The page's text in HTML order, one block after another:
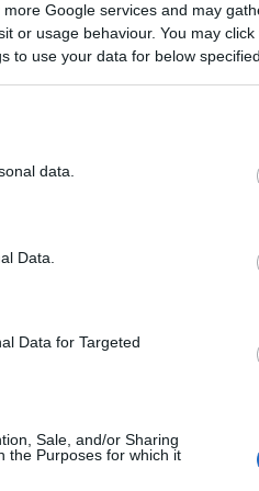
Google services and may
or usage behaviour. You may
to use your data for below
data.
Data.
Data for Targeted
Sale, and/or Sharing
the Purposes for which it